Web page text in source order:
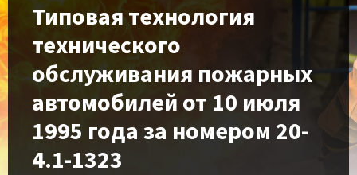
Типовая технология
технического
обслуживания пожарных
автомобилей от 10 июля
1995 года за номером 20-
4.1-1323